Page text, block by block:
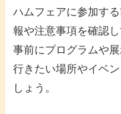
ハムフェアに参加す
報や注意事項を確認
事前にプログラムや
行きたい場所やイベ
しょう。